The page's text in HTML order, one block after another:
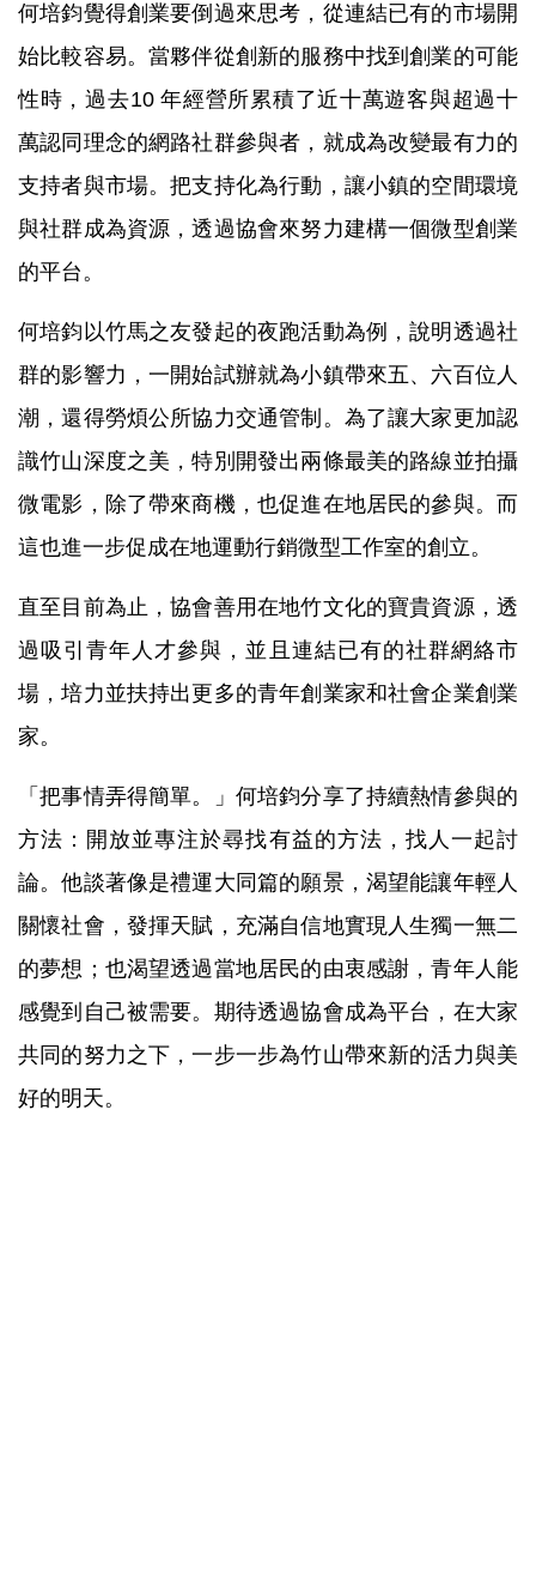
何培鈞覺得創業要倒過來思考，從連結已有的市場開
始比較容易。當夥伴從創新的服務中找到創業的可能
性時，過去10 年經營所累積了近十萬遊客與超過十
萬認同理念的網路社群參與者，就成為改變最有力的
支持者與市場。把支持化為行動，讓小鎮的空間環境
與社群成為資源，透過協會來努力建構一個微型創業
的平台。
何培鈞以竹馬之友發起的夜跑活動為例，說明透過社
群的影響力，一開始試辦就為小鎮帶來五、六百位人
潮，還得勞煩公所協力交通管制。為了讓大家更加認
識竹山深度之美，特別開發出兩條最美的路線並拍攝
微電影，除了帶來商機，也促進在地居民的參與。而
這也進一步促成在地運動行銷微型工作室的創立。
直至目前為止，協會善用在地竹文化的寶貴資源，透
過吸引青年人才參與，並且連結已有的社群網絡市
場，培力並扶持出更多的青年創業家和社會企業創業
家。
「把事情弄得簡單。」何培鈞分享了持續熱情參與的
方法：開放並專注於尋找有益的方法，找人一起討
論。他談著像是禮運大同篇的願景，渴望能讓年輕人
關懷社會，發揮天賦，充滿自信地實現人生獨一無二
的夢想；也渴望透過當地居民的由衷感謝，青年人能
感覺到自己被需要。期待透過協會成為平台，在大家
共同的努力之下，一步一步為竹山帶來新的活力與美
好的明天。